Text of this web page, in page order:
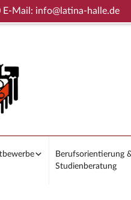
Mail: info@latina-halle.de
Berufsorientierung
Studienberatung